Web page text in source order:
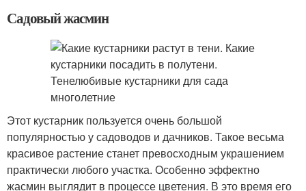
Садовый жасмин
Этот кустарник пользуется очень большой
популярностью у садоводов и дачников. Такое весьма
красивое растение станет превосходным украшением
практически любого участка. Особенно эффектно
жасмин выглядит в процессе цветения. В это время его